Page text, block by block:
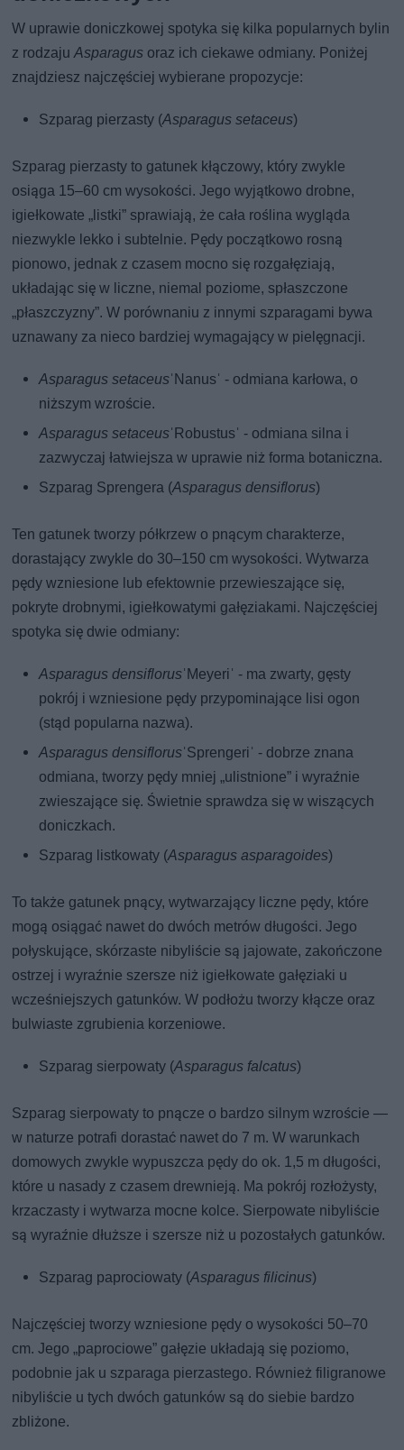
W uprawie doniczkowej spotyka się kilka popularnych bylin
z rodzajuAsparagus oraz ich ciekawe odmiany. Poniżej
znajdziesz najczęściej wybierane propozycje:
Szparag pierzasty (Asparagus setaceus)
Szparag pierzasty to gatunek kłączowy, który zwykle
osiąga 15–60 cm wysokości. Jego wyjątkowo drobne,
igiełkowate „listki” sprawiają, że cała roślina wygląda
niezwykle lekko i subtelnie. Pędy początkowo rosną
pionowo, jednak z czasem mocno się rozgałęziają,
układając się w liczne, niemal poziome, spłaszczone
„płaszczyzny”. W porównaniu z innymi szparagami bywa
uznawany za nieco bardziej wymagający w pielęgnacji.
Asparagus setaceusˈNanusˈ - odmiana karłowa, o
niższym wzroście.
Asparagus setaceusˈRobustusˈ - odmiana silna i
zazwyczaj łatwiejsza w uprawie niż forma botaniczna.
Szparag Sprengera (Asparagus densiflorus)
Ten gatunek tworzy półkrzew o pnącym charakterze,
dorastający zwykle do 30–150 cm wysokości. Wytwarza
pędy wzniesione lub efektownie przewieszające się,
pokryte drobnymi, igiełkowatymi gałęziakami. Najczęściej
spotyka się dwie odmiany:
Asparagus densiflorusˈMeyeriˈ - ma zwarty, gęsty
pokrój i wzniesione pędy przypominające lisi ogon
(stąd popularna nazwa).
Asparagus densiflorusˈSprengeriˈ - dobrze znana
odmiana, tworzy pędy mniej „ulistnione” i wyraźnie
zwieszające się. Świetnie sprawdza się w wiszących
doniczkach.
Szparag listkowaty (Asparagus asparagoides)
To także gatunek pnący, wytwarzający liczne pędy, które
mogą osiągać nawet do dwóch metrów długości. Jego
połyskujące, skórzaste nibyliście są jajowate, zakończone
ostrzej i wyraźnie szersze niż igiełkowate gałęziaki u
wcześniejszych gatunków. W podłożu tworzy kłącze oraz
bulwiaste zgrubienia korzeniowe.
Szparag sierpowaty (Asparagus falcatus)
Szparag sierpowaty to pnącze o bardzo silnym wzroście —
w naturze potrafi dorastać nawet do 7 m. W warunkach
domowych zwykle wypuszcza pędy do ok. 1,5 m długości,
które u nasady z czasem drewnieją. Ma pokrój rozłożysty,
krzaczasty i wytwarza mocne kolce. Sierpowate nibyliście
są wyraźnie dłuższe i szersze niż u pozostałych gatunków.
Szparag paprociowaty (Asparagus filicinus)
Najczęściej tworzy wzniesione pędy o wysokości 50–70
cm. Jego „paprociowe” gałęzie układają się poziomo,
podobnie jak u szparaga pierzastego. Również filigranowe
nibyliście u tych dwóch gatunków są do siebie bardzo
zbliżone.